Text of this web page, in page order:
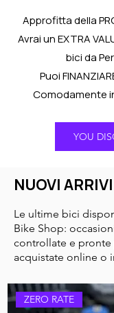
Approfitta della
Avrai un EXTRA
bici da
Puoi
Comodamente
YOU
NUOVI
Le ultime bici
Bike Shop:
controllate e pronte
acquistate online o
ZERO RATE